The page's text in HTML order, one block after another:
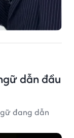
dẫn đầu
đang dẫn